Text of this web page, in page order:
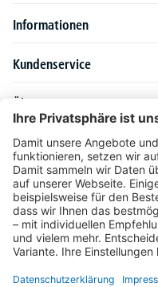
Informationen
Kundenservice
Über DELTA-V
Produktsortiment
Ratgeber
Folgen